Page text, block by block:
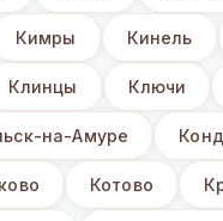
Кимры Кинель
Клинцы Ключи
на-Амуре
Котово